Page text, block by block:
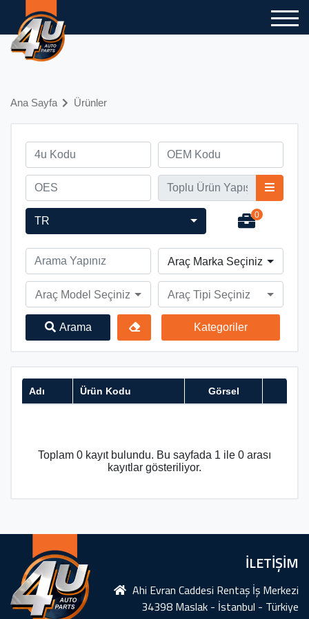
Ana Sayfa Ürünler
TR 0
Araç Marka Seçiniz
Araç Model Seçiniz Araç Tipi Seçiniz
Arama Kategoriler
Adı Ürün Kodu Görsel
Toplam 0 kayıt bulundu. Bu sayfada 1 ile 0 arası
kayıtlar gösteriliyor.
İLETİŞİM
Ahi Evran Caddesi Rentaş İş Merkezi
34398 Maslak - İstanbul - Türkiye